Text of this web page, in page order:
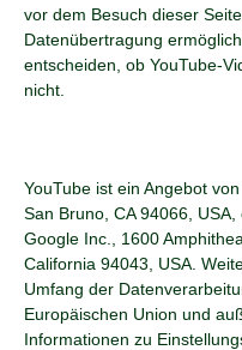
vor dem Besuch dieser
Datenübertragung
entscheiden, ob YouTube-
nicht.
YouTube ist ein Angebot
San Bruno, CA 94066,
Google Inc., 1600
California 94043, USA.
Umfang der
Europäischen Union und
Informationen zu